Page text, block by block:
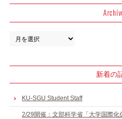
新着の
KU-SGU Student Staff
2/29開催：文部科学省「大学国際